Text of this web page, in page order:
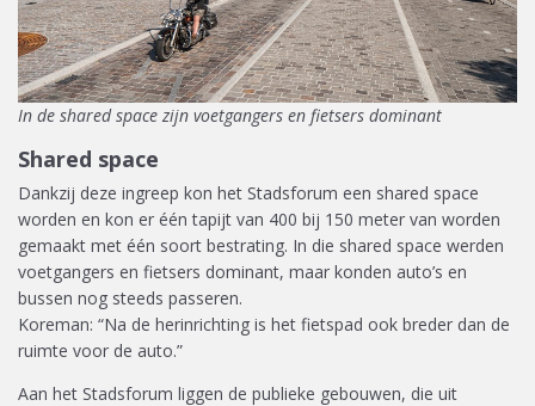
In de shared space zijn voetgangers en fietsers dominant
Shared space
Dankzij deze ingreep kon het Stadsforum een shared space
worden en kon er één tapijt van 400 bij 150 meter van worden
gemaakt met één soort bestrating. In die shared space werden
voetgangers en fietsers dominant, maar konden auto’s en
bussen nog steeds passeren.
Koreman: “Na de herinrichting is het fietspad ook breder dan de
ruimte voor de auto.”
Aan het Stadsforum liggen de publieke gebouwen, die uit